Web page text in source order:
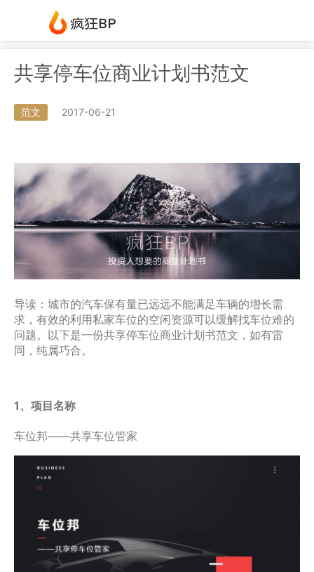
共享停车位商业计划书范文
范文 2017-06-21
导读：城市的汽车保有量已远远不能满足车辆的增长需
求，有效的利用私家车位的空闲资源可以缓解找车位难的
问题。以下是一份共享停车位商业计划书范文，如有雷
同，纯属巧合。
1、项目名称
车位邦——共享车位管家